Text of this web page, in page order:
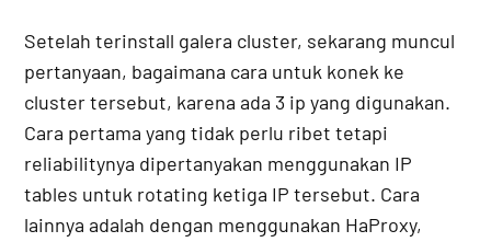
Setelah terinstall galera cluster, sekarang muncul
pertanyaan, bagaimana cara untuk konek ke
cluster tersebut, karena ada 3 ip yang digunakan.
Cara pertama yang tidak perlu ribet tetapi
reliabilitynya dipertanyakan menggunakan IP
tables untuk rotating ketiga IP tersebut. Cara
lainnya adalah dengan menggunakan HaProxy,